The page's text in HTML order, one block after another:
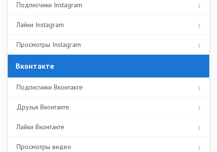
Подписчики Instagram
Лайки Instagram
Просмотры Instagram
Вконтакте
Подписчики Вконтакте
Друзья Вконтакте
Лайки Вконтакте
Просмотры видео